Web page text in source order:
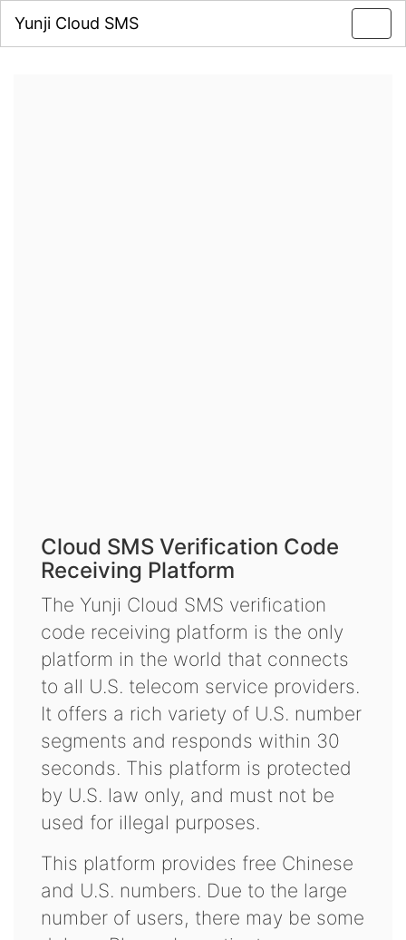
Yunji Cloud SMS
Cloud SMS Verification Code
Receiving Platform
The Yunji Cloud SMS verification
code receiving platform is the only
platform in the world that connects
to all U.S. telecom service providers.
It offers a rich variety of U.S. number
segments and responds within 30
seconds. This platform is protected
by U.S. law only, and must not be
used for illegal purposes.
This platform provides free Chinese
and U.S. numbers. Due to the large
number of users, there may be some